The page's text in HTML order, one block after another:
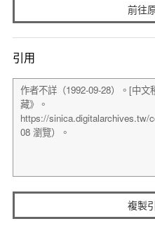
前往
引用
複製